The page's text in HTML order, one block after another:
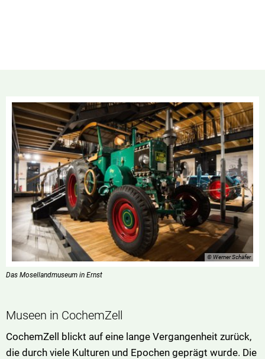
© Werner Schäfer
Das Mosellandmuseum in Ernst
Museen in CochemZell
CochemZell blickt auf eine lange Vergangenheit zurück,
die durch viele Kulturen und Epochen geprägt wurde. Die